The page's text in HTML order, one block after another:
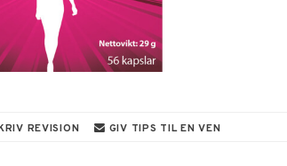
REVISION GIV TIPS TIL EN VEN